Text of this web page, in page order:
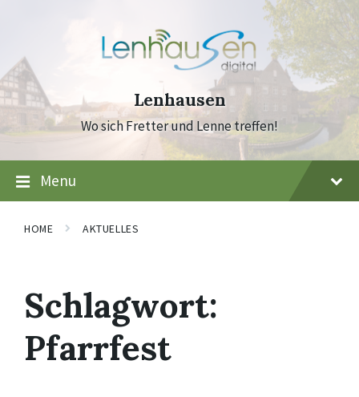
Lenhausen
Wo sich Fretter und Lenne treffen!
Menu
HOME AKTUELLES
Schlagwort:
Pfarrfest